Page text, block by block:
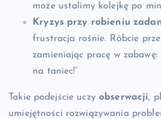
może ustalimy kolejkę po
Kryzys przy robieniu
frustracja rośnie. Róbcie
zamieniając pracę w
na taniec!”
Takie podejście uczyobserwacji,
umiejętności rozwiązywania